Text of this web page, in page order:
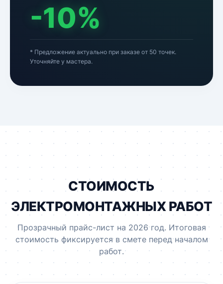
-10%
* Предложение актуально при заказе от 50 точек.
Уточняйте у мастера.
СТОИМОСТЬ
ЭЛЕКТРОМОНТАЖНЫХ РАБОТ
Прозрачный прайс-лист на 2026 год. Итоговая
стоимость фиксируется в смете перед началом
работ.